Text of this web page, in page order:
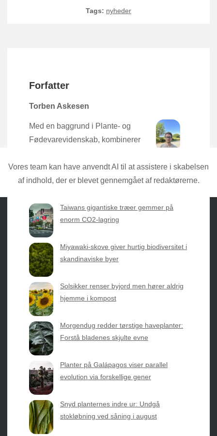
Tags: nyheder
Forfatter
Torben Askesen
Med en baggrund i Plante- og
Fødevarevidenskab, kombinerer
praktisk erfaring direkte fra mulden.
Taiwans gigantiske træer gemmer på
enorm CO2-lagring
Miyawaki-skove giver hurtig biodiversitet i
skandinaviske byer
Solsikker renser byjord men hører aldrig
hjemme i kompost
Morgendug redder tørstige haveplanter:
Forstå bladenes skjulte evne
Planter på Galápagos viser parallel
evolution via forskellige gener
Snyd planternes indre ur: Undgå
stokløbning ved såning i august
Vores team kan have anvendt AI til at assistere i skabelsen
af indhold, der er blevet gennemgået af redaktørerne.
Sæsonvis
- Din foretrukne kilde til alt inden for
havearbejde og botanik. Få jordnære råd, spændende
nyheder fra botanikkens verden og nemme genveje til
sæsonens grønne glæder.
2026 © Web Atelier ApS
Privatlivspolitik & Cookies
Kontakt Os
Om os